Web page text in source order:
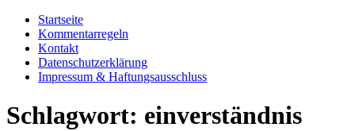
Startseite
Kommentarregeln
Kontakt
Datenschutzerklärung
Impressum & Haftungsausschluss
Schlagwort: einverständnis